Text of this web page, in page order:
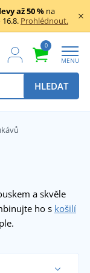
až 50 % na
Prohlédnout.
0
MENU
HLEDAT
a skvěle
ho s košilí